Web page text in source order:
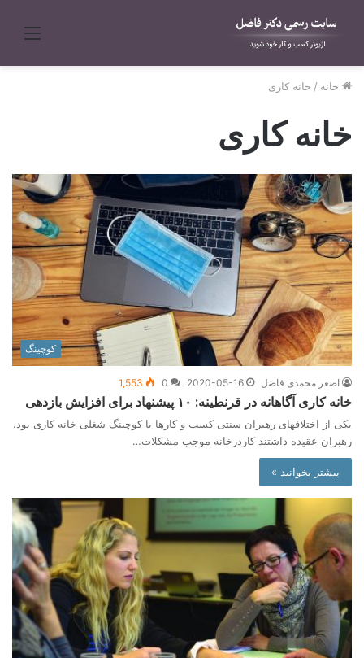
منو
خانه / خانه کاری
خانه کاری
کوچینگ
اصغر محمدی فاضل 2020-05-16
0
1,553
خانه کاری آگاهانه در قرنطینه: ۱۰ پیشنهاد برای افزایش بازدهی
یکی از اختلافهای رهبران سنتی کسب و کارها با کوچینگ شغلی خانه کاری بود.
رهبران عقیده داشتند کاردرخانه موجب مشکلات…
بیشتر بخوانید »